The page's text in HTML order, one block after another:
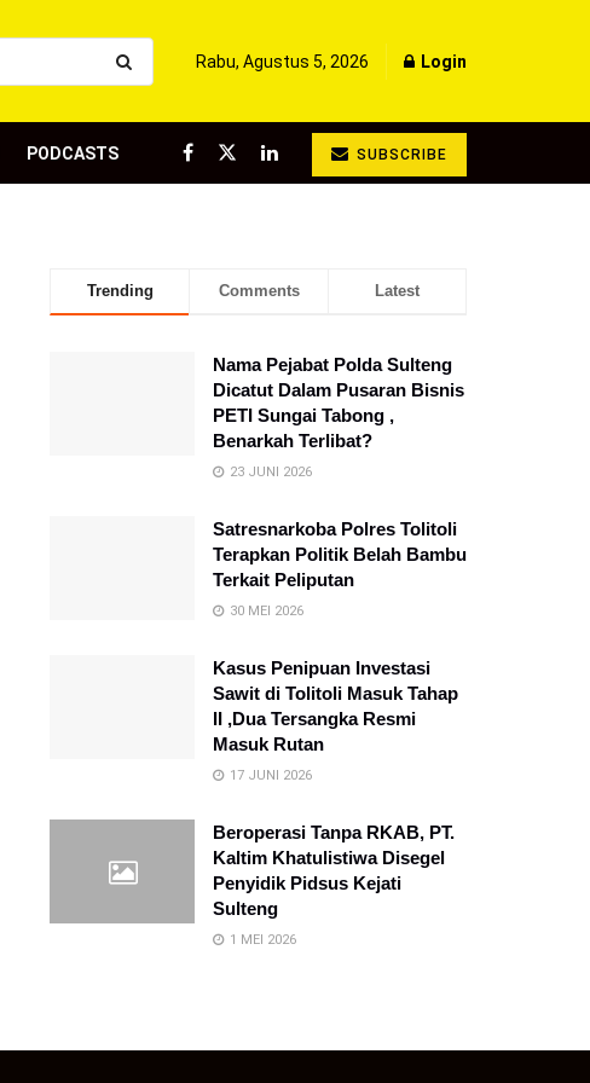
Rabu, Agustus 5, 2026 Login
PODCASTS SUBSCRIBE
Trending Comments Latest
Nama Pejabat Polda Sulteng
Dicatut Dalam Pusaran Bisnis
PETI Sungai Tabong ,
Benarkah Terlibat?
23 JUNI 2026
Satresnarkoba Polres Tolitoli
Terapkan Politik Belah Bambu
Terkait Peliputan
30 MEI 2026
Kasus Penipuan Investasi
Sawit di Tolitoli Masuk Tahap
II ,Dua Tersangka Resmi
Masuk Rutan
17 JUNI 2026
Beroperasi Tanpa RKAB, PT.
Kaltim Khatulistiwa Disegel
Penyidik Pidsus Kejati
Sulteng
1 MEI 2026